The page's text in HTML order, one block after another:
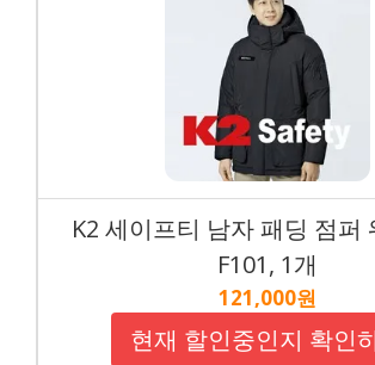
K2 세이프티 남자 패딩 점퍼
F101, 1개
121,000원
현재 할인중인지 확인